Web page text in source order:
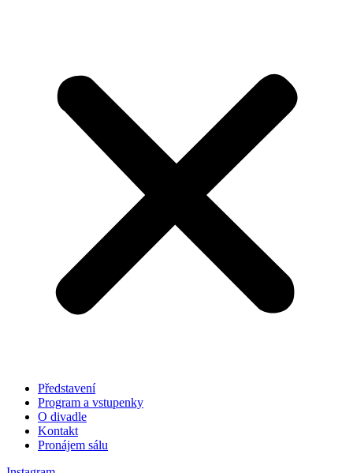
Představení
Program a vstupenky
O divadle
Kontakt
Pronájem sálu